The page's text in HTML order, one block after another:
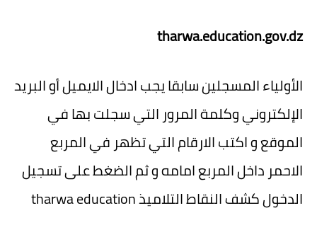
tharwa.education.gov.dz
الأولياء المسجلين سابقا يجب ادخال الايميل أو البريد
الإلكتروني وكلمة المرور التي سجلت بها في
الموقع و اكتب الارقام التي تظهر في المربع
الاحمر داخل المربع امامه و ثم الضغط على تسجيل
الدخول كشف النقاط التلاميذ tharwa education